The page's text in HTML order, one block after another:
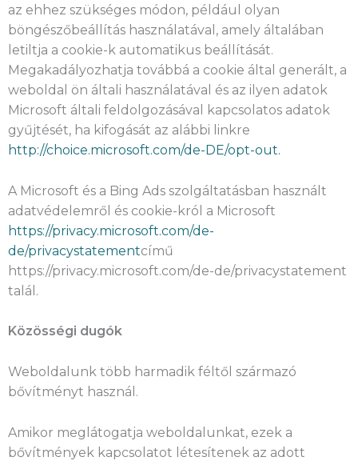
az ehhez szükséges módon, például olyan
böngészőbeállítás használatával, amely általában
letiltja a cookie-k automatikus beállítását.
Megakadályozhatja továbbá a cookie által generált, a
weboldal ön általi használatával és az ilyen adatok
Microsoft általi feldolgozásával kapcsolatos adatok
gyűjtését, ha kifogását az alábbi linkre
http://choice.microsoft.com/de-DE/opt-out.
A Microsoft és a Bing Ads szolgáltatásban használt
adatvédelemről és cookie-król a Microsoft
https://privacy.microsoft.com/de-
de/privacystatementcímű
https://privacy.microsoft.com/de-de/privacystatement
talál.
Közösségi dugók
Weboldalunk több harmadik féltől származó
bővítményt használ.
Amikor meglátogatja weboldalunkat, ezek a
bővítmények kapcsolatot létesítenek az adott